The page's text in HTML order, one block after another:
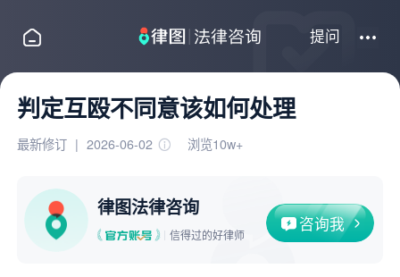
提问
判定互殴不同意该如何处理
最新修订 | 2026-06-02 浏览10w+
律图法律咨询
信得过的好律师
咨询我